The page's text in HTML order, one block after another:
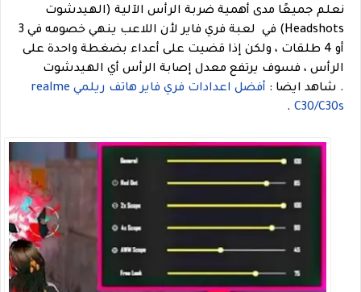
نعلم جميعًا مدى أهمية ضربة الرأس الآلية (الهيدشوت
Headshots) في لعبة فري فاير لأن اللاعب ينهي خصومه في 3
أو 4 طلقات ، ولكن إذا قضيت على أعداء بضغطة واحدة على
الرأس ، فسوف يرتفع معدل إصابة الرأس أي الهيدشوت
. شاهد ايضا :
أفضل اعدادات فري فاير هاتف ريلمي realme
C30/C30s
.